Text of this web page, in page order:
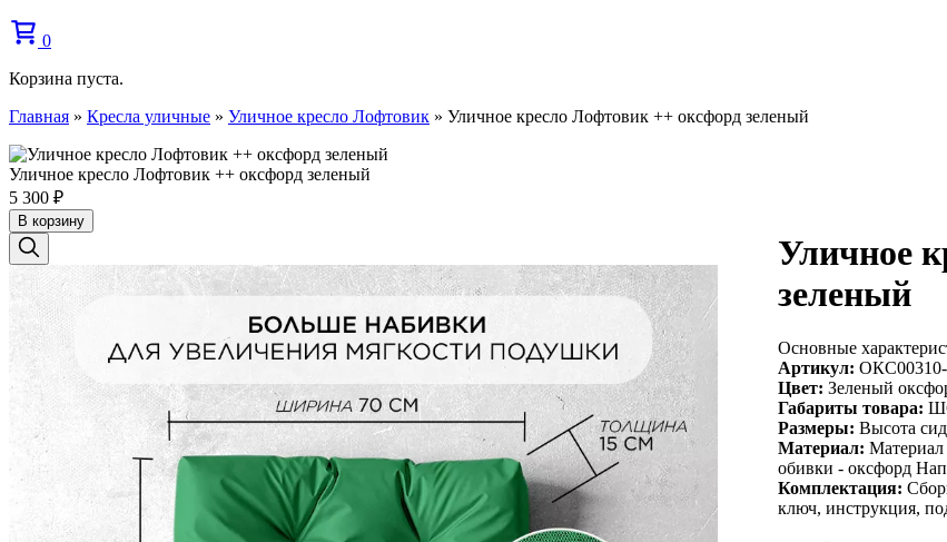
0
Корзина пуста.
Главная » Кресла уличные » Уличное кресло Лофтовик » Уличное кресло Лофтовик ++ оксфорд зеленый
Уличное кресло Лофтовик ++ оксфорд зеленый
5 300 ₽
В корзину
Уличное
зеленый
Основные
Артикул:
Цвет: Зеленый
Габариты товара:
Размеры: Высота
Материал: Материал
обивки - оксфорд
Комплектация:
ключ, инструкция,